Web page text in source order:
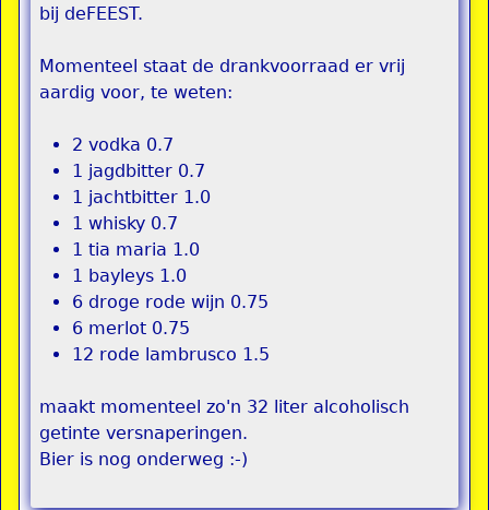
bij deFEEST.
Momenteel staat de drankvoorraad er vrij
aardig voor, te weten:
2 vodka 0.7
1 jagdbitter 0.7
1 jachtbitter 1.0
1 whisky 0.7
1 tia maria 1.0
1 bayleys 1.0
6 droge rode wijn 0.75
6 merlot 0.75
12 rode lambrusco 1.5
maakt momenteel zo'n 32 liter alcoholisch
getinte versnaperingen.
Bier is nog onderweg :-)